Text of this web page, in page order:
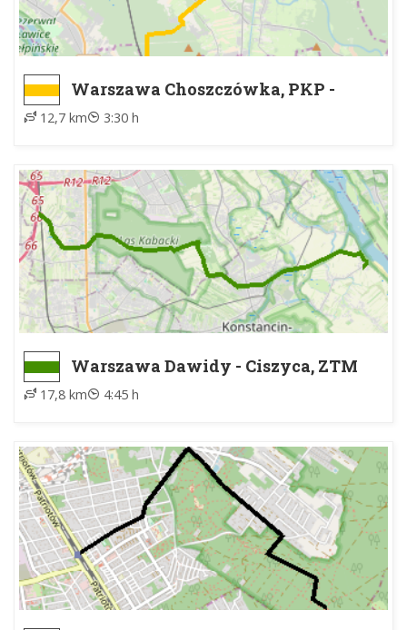
Warszawa Choszczówka, PKP -
Nieporęt, PKP
12,7 km 3:30 h
Warszawa Dawidy - Ciszyca, ZTM
17,8 km 4:45 h